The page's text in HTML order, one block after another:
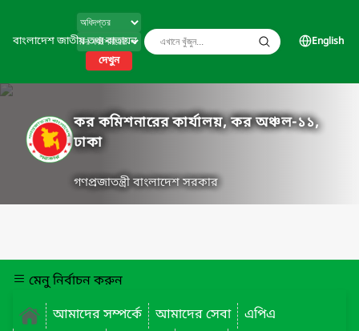
বাংলাদেশ জাতীয় তথ্য বাতায়ন
দেখুন
English
কর কমিশনারের কার্যালয়, কর অঞ্চল-১১,
ঢাকা
গণপ্রজাতন্ত্রী বাংলাদেশ সরকার
মেনু নির্বাচন করুন
আমাদের সম্পর্কে
আমাদের সেবা
এপিএ